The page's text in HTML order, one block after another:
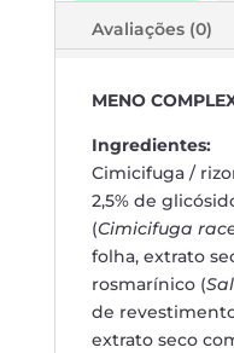
Avaliações (0)
MENO
Ingredientes:
Cimicifuga /
2,5% de
(Cimicifuga
folha, extrato
rosmarínico (
de
extrato seco